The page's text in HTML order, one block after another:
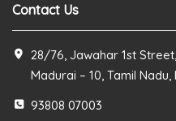
Contact Us
28/76, Jawahar 1st
Madurai – 10, Tamil Nadu,
93808 07003